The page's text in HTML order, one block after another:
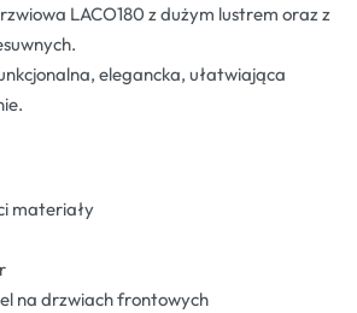
LACO180 z dużym lustrem oraz z
elegancka, ułatwiająca
materiały
na drzwiach frontowych